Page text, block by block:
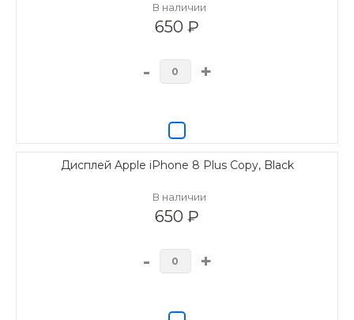
В наличии
650 ₽
- +
Дисплей Apple iPhone 8 Plus Copy, Black
В наличии
650 ₽
- +